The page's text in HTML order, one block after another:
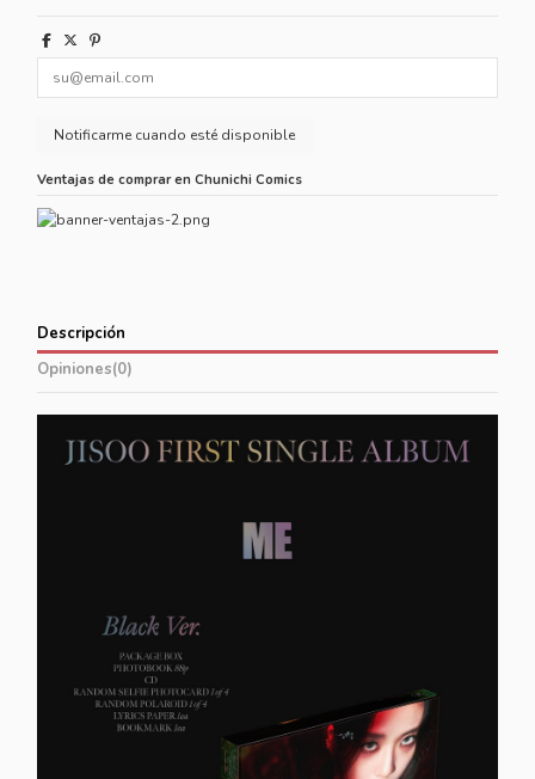
Ventajas de comprar en Chunichi Comics
Descripción
Opiniones(0)